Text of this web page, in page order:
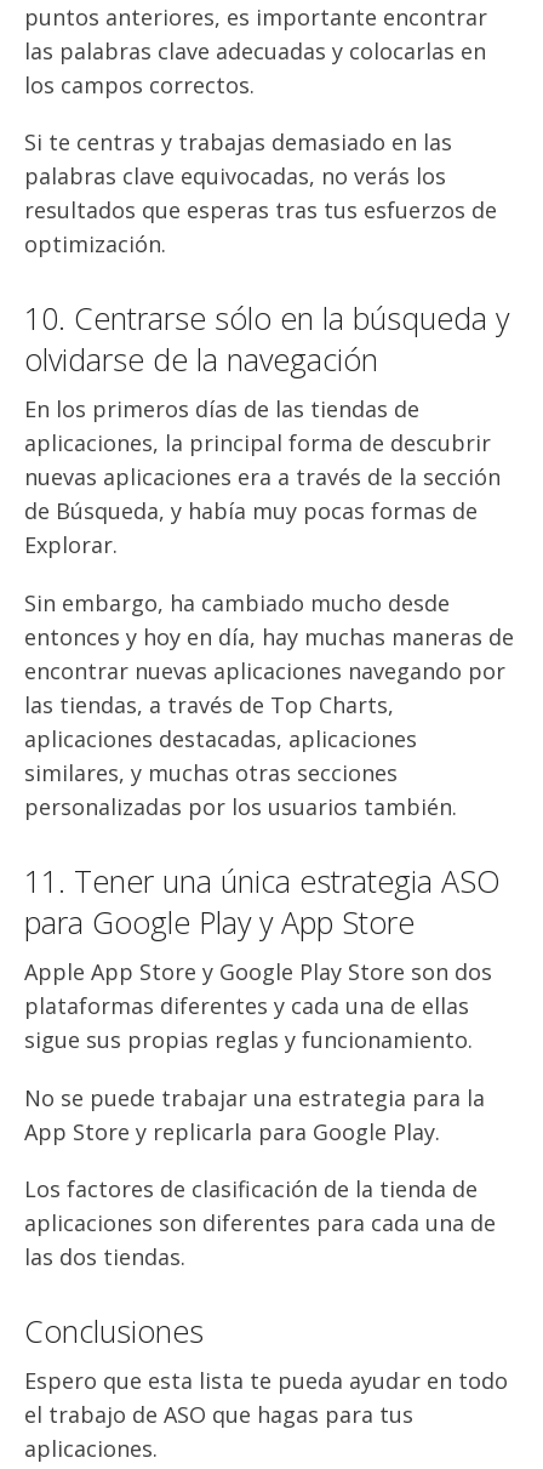
puntos anteriores, es importante encontrar
las palabras clave adecuadas y colocarlas en
los campos correctos.
Si te centras y trabajas demasiado en las
palabras clave equivocadas, no verás los
resultados que esperas tras tus esfuerzos de
optimización.
10. Centrarse sólo en la búsqueda y
olvidarse de la navegación
En los primeros días de las tiendas de
aplicaciones, la principal forma de descubrir
nuevas aplicaciones era a través de la sección
de Búsqueda, y había muy pocas formas de
Explorar.
Sin embargo, ha cambiado mucho desde
entonces y hoy en día, hay muchas maneras de
encontrar nuevas aplicaciones navegando por
las tiendas, a través de Top Charts,
aplicaciones destacadas, aplicaciones
similares, y muchas otras secciones
personalizadas por los usuarios también.
11. Tener una única estrategia ASO
para Google Play y App Store
Apple App Store y Google Play Store son dos
plataformas diferentes y cada una de ellas
sigue sus propias reglas y funcionamiento.
No se puede trabajar una estrategia para la
App Store y replicarla para Google Play.
Los factores de clasificación de la tienda de
aplicaciones son diferentes para cada una de
las dos tiendas.
Conclusiones
Espero que esta lista te pueda ayudar en todo
el trabajo de ASO que hagas para tus
aplicaciones.